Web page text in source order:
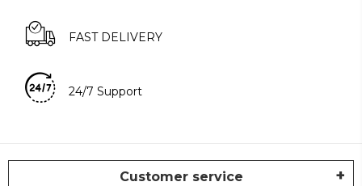
FAST DELIVERY
24/7 Support
Customer service